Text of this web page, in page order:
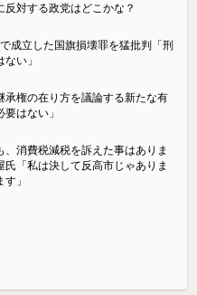
対する政党はどこかな？
成立した国旗損壊罪を猛批判「刑
い」
承権の在り方を議論する新たな有
はない」
消費税減税を訴えた事はありま
「私は決して反高市じゃありま
」